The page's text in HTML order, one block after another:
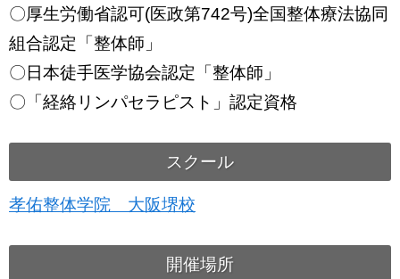
〇厚生労働省認可(医政第742号)全国整体療法協同
組合認定「整体師」
〇日本徒手医学協会認定「整体師」
〇「経絡リンパセラピスト」認定資格
スクール
孝佑整体学院 大阪堺校
開催場所